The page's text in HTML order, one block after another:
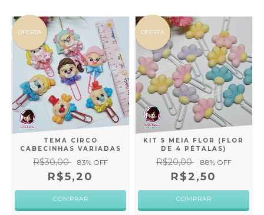
OFERTA
TEMA CIRCO
CABECINHAS VARIADAS
R$30,00 83% OFF
R$5,20
COMPRAR
OFERTA
KIT 5 MEIA FLOR (FLOR
DE 4 PÉTALAS)
R$20,00 88% OFF
R$2,50
COMPRAR